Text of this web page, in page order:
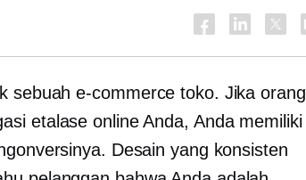
sebuahe-commerce toko. Jika orang
etalase online Anda, Anda memiliki
Desain yang konsisten